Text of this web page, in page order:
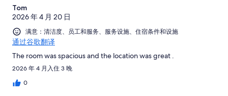
Tom
2026 年 4 月 20 日
满意：清洁度、员工和服务、服务设施、住宿条件和设施
通过谷歌翻译
The room was spacious and the location was great .
2026 年 4 月入住 3 晚
0